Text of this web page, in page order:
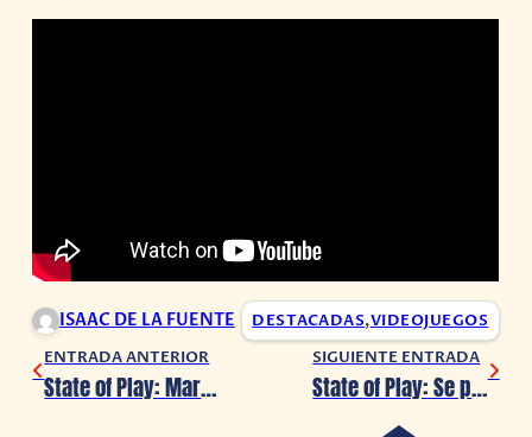
ISAAC DE LA FUENTE DESTACADAS,VIDEOJUEGOS
ENTRADA ANTERIOR
State of Play: Marvel’s Wolverine estrena un nuevo y espectacular tráiler
SIGUIENTE ENTRADA
State of Play: Se presentan más detalles acerca de Silent Hill: Townfall